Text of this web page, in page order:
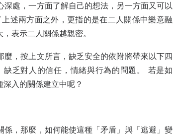
處，一方面了解自己的想法，另一方面又可以
述兩方面之外，更指的是在二人關係中樂意融
，表示二人關係越親密。
麼，按上文所言，缺乏安全的依附將帶來以下四
乏對人的信任，情緒與行為的問題。 若是如
入的關係建立中呢？
，那麼，如何能使這種「矛盾」與「逃避」變